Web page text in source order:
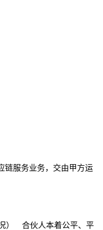
服务业务，交由甲方运
） 合伙人本着公平、平